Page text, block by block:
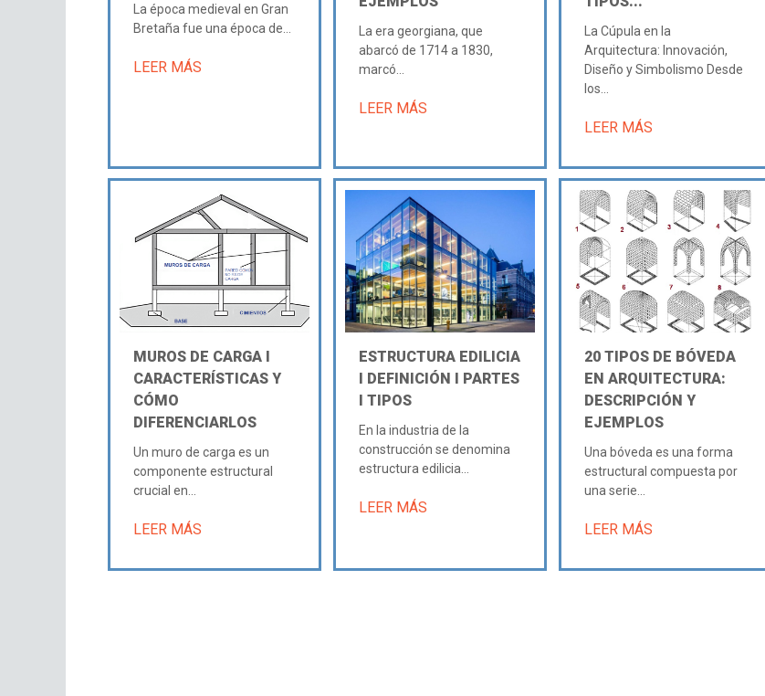
La época medieval en Gran
Bretaña fue una época de...
LEER MÁS
La era georgiana, que
abarcó de 1714 a 1830,
marcó...
LEER MÁS
La Cúpula en la
Arquitectura: Innovación,
Diseño y Simbolismo Desde
los...
LEER MÁS
MUROS DE CARGA Ι
CARACTERÍSTICAS Y
CÓMO
DIFERENCIARLOS
Un muro de carga es un
componente estructural
crucial en...
LEER MÁS
ESTRUCTURA EDILICIA
Ι DEFINICIÓN Ι PARTES
Ι TIPOS
En la industria de la
construcción se denomina
estructura edilicia...
LEER MÁS
20 TIPOS DE BÓVEDA
EN ARQUITECTURA:
DESCRIPCIÓN Y
EJEMPLOS
Una bóveda es una forma
estructural compuesta por
una serie...
LEER MÁS